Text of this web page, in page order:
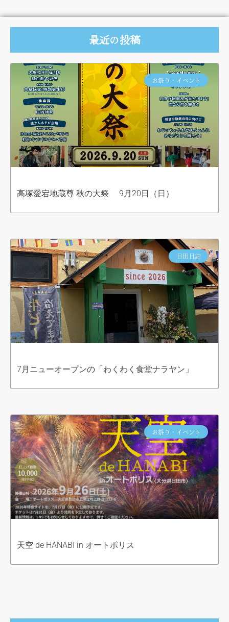
最近の投稿
お祭り・イベント
高塚愛宕地蔵尊 秋の大祭 9月20日（日）
日田日記
7月ニューオープンの「わくわく食堂ナラヤン」
お祭り・イベント
天空 de HANABI in オートポリス